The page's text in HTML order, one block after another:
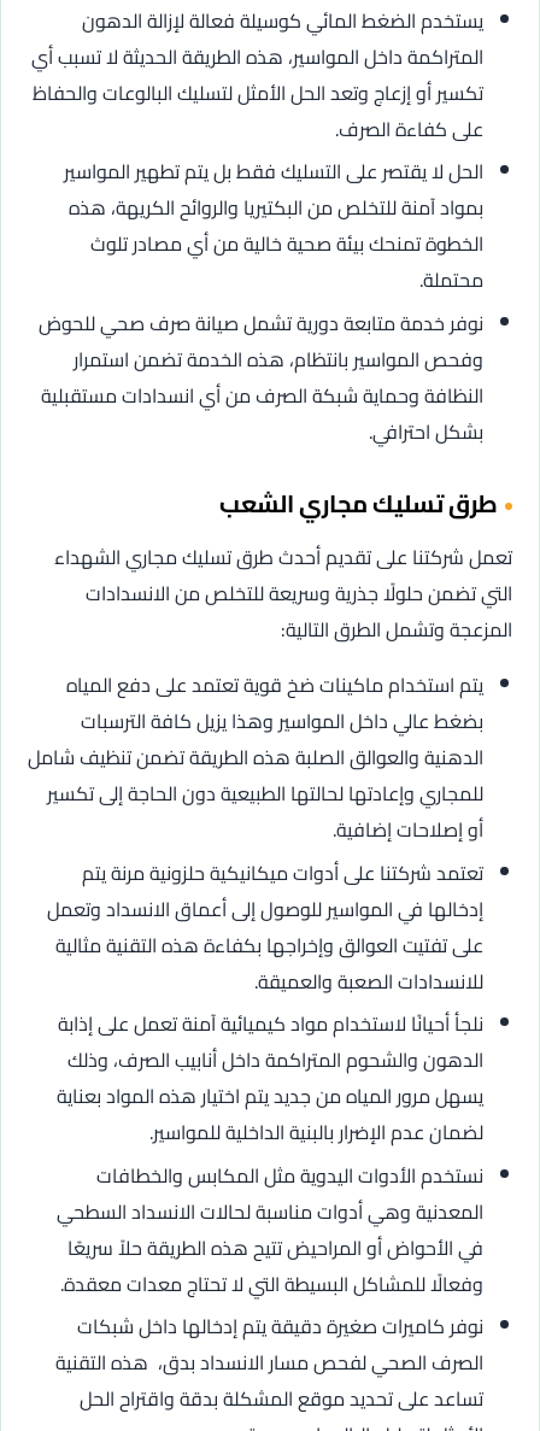
يستخدم الضغط المائي كوسيلة فعالة لإزالة الدهون
المتراكمة داخل المواسير، هذه الطريقة الحديثة لا تسبب أي
تكسير أو إزعاج وتعد الحل الأمثل لتسليك البالوعات والحفاظ
على كفاءة الصرف.
الحل لا يقتصر على التسليك فقط بل يتم تطهير المواسير
بمواد آمنة للتخلص من البكتيريا والروائح الكريهة، هذه
الخطوة تمنحك بيئة صحية خالية من أي مصادر تلوث
محتملة.
نوفر خدمة متابعة دورية تشمل صيانة صرف صحي للحوض
وفحص المواسير بانتظام، هذه الخدمة تضمن استمرار
النظافة وحماية شبكة الصرف من أي انسدادات مستقبلية
بشكل احترافي.
طرق تسليك مجاري الشعب
تعمل شركتنا على تقديم أحدث طرق تسليك مجاري الشهداء
التي تضمن حلولًا جذرية وسريعة للتخلص من الانسدادات
المزعجة وتشمل الطرق التالية:
يتم استخدام ماكينات ضخ قوية تعتمد على دفع المياه
بضغط عالي داخل المواسير وهذا يزيل كافة الترسبات
الدهنية والعوالق الصلبة هذه الطريقة تضمن تنظيف شامل
للمجاري وإعادتها لحالتها الطبيعية دون الحاجة إلى تكسير
أو إصلاحات إضافية.
تعتمد شركتنا على أدوات ميكانيكية حلزونية مرنة يتم
إدخالها في المواسير للوصول إلى أعماق الانسداد وتعمل
على تفتيت العوالق وإخراجها بكفاءة هذه التقنية مثالية
للانسدادات الصعبة والعميقة.
نلجأ أحيانًا لاستخدام مواد كيميائية آمنة تعمل على إذابة
الدهون والشحوم المتراكمة داخل أنابيب الصرف، وذلك
يسهل مرور المياه من جديد يتم اختيار هذه المواد بعناية
لضمان عدم الإضرار بالبنية الداخلية للمواسير.
نستخدم الأدوات اليدوية مثل المكابس والخطافات
المعدنية وهي أدوات مناسبة لحالات الانسداد السطحي
في الأحواض أو المراحيض تتيح هذه الطريقة حلاً سريعًا
وفعالًا للمشاكل البسيطة التي لا تحتاج معدات معقدة.
نوفر كاميرات صغيرة دقيقة يتم إدخالها داخل شبكات
الصرف الصحي لفحص مسار الانسداد بدق، هذه التقنية
تساعد على تحديد موقع المشكلة بدقة واقتراح الحل